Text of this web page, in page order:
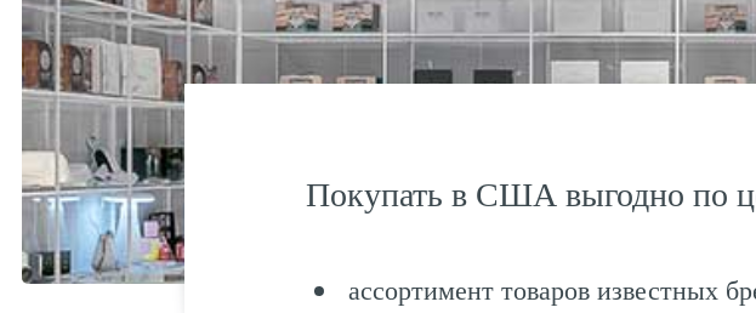
Покупать в США выгодно по
ассортимент товаров известных